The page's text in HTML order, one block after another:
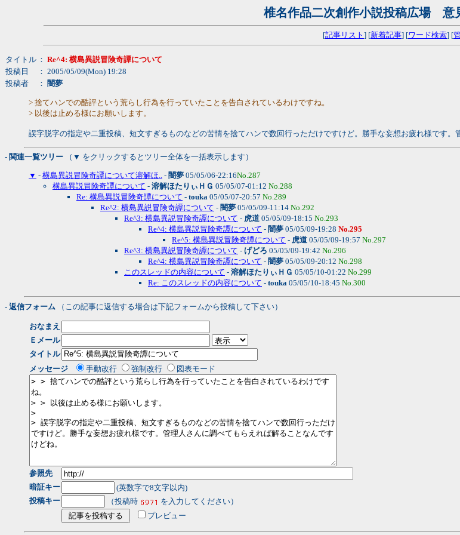
椎名作品二次創作小説投稿広場 意
[記事リスト ] [新着記事] [ワード検索] [
タイトル ： Re^4: 横島異説冒険奇譚について
投稿日
： 2005/05/09(Mon) 19:28
投稿者
： 闇夢
> 捨てハンでの酷評という荒らし行為を行っていたことを告白されているわけですね。
> 以後は止める様にお願いします。
誤字脱字の指定や二重投稿、短文すぎるものなどの苦情を捨てハンで数回行っただけですけど。勝手な妄想お疲れ様です。
- 関連一覧ツリー （▼ をクリックするとツリー全体を一括表示します）
▼ - 横島異説冒険奇譚について溶解ほ.. - 闇夢 05/05/06-22:16No.287
横島異説冒険奇譚について - 溶解ほたりぃＨＧ 05/05/07-01:12 No.288
Re: 横島異説冒険奇譚について - touka 05/05/07-20:57 No.289
Re^2: 横島異説冒険奇譚について - 闇夢 05/05/09-11:14 No.292
Re^3: 横島異説冒険奇譚について - 虎道 05/05/09-18:15 No.293
Re^4: 横島異説冒険奇譚について - 闇夢 05/05/09-19:28 No.295
Re^5: 横島異説冒険奇譚について - 虎道 05/05/09-19:57 No.297
Re^3: 横島異説冒険奇譚について - げどろ 05/05/09-19:42 No.296
Re^4: 横島異説冒険奇譚について - 闇夢 05/05/09-20:12 No.298
このスレッドの内容について - 溶解ほたりぃＨＧ 05/05/10-01:22 No.299
Re: このスレッドの内容について - touka 05/05/10-18:45 No.300
- 返信フォーム （この記事に返信する場合は下記フォームから投稿して下さい）
おなまえ
Ｅメール
タイトル
メッセージ
手動改行 強制改行 図表モード
参照先
暗証キー
(英数字で8文字以内)
投稿キー
（投稿時
を入力してください）
プレビュー